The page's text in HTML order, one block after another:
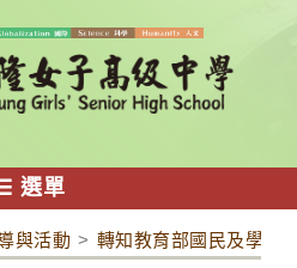
選單
與活動 > 轉知教育部國民及學前